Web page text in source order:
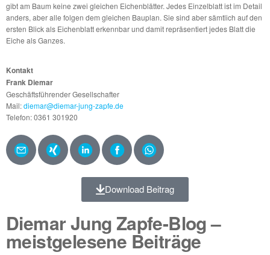
gibt am Baum keine zwei gleichen Eichenblätter. Jedes Einzelblatt ist im Detail
anders, aber alle folgen dem gleichen Bauplan. Sie sind aber sämtlich auf den
ersten Blick als Eichenblatt erkennbar und damit repräsentiert jedes Blatt die
Eiche als Ganzes.
Kontakt
Frank Diemar
Geschäftsführender Gesellschafter
Mail:diemar@diemar-jung-zapfe.de
Telefon: 0361 301920
Download Beitrag
Diemar Jung Zapfe-Blog –
meistgelesene Beiträge